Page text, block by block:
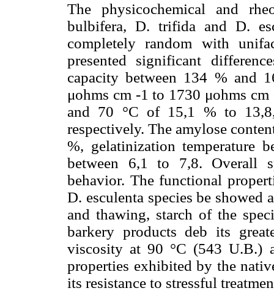
The physicochemical and
bulbifera, D. trifida and D.
completely random with
presented significant
capacity between 134 % and
μohms cm -1 to 1730 μohms
and 70 °C of 15,1 % to
respectively. The amylose
%, gelatinization temperature
between 6,1 to 7,8. Overall
behavior. The functional
D. esculenta species be showed
and thawing, starch of the
barkery products deb its
viscosity at 90 °C (543 U.B.)
properties exhibited by the
its resistance to stressful